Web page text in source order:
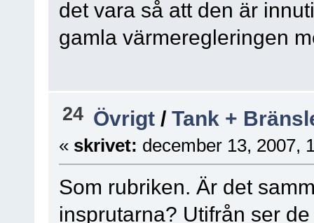
det vara så att den är
gamla värmeregleringen
24 Övrigt /Tank +
« skrivet: december 13, 2007,
Som rubriken. Är det
insprutarna? Utifrån ser